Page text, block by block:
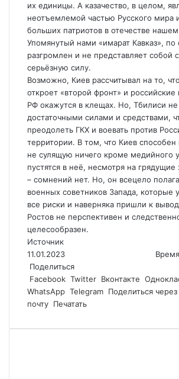
их единицы. А казачество, в целом,
неотъемлемой частью Русского мира
больших патриотов в отечестве
Упомянутый нами «имарат Кавказ», по
разгромлен и не представляет собой
серьёзную силу.
Возможно, Киев рассчитывал на то,
откроет «второй фронт» и российские
РФ окажутся в клещах. Но, Тбилиси не
достаточными силами и средствами,
преодолеть ГКХ и воевать против
территории. В том, что Киев способен
не сулящую ничего кроме медийного
пустятся в неё, несмотря на
– сомнений нет. Но, он всецело
военных советников Запада, которые
все риски и наверняка пришли к
Ростов не перспективен и
целесообразен.
Источник
11.01.2023
Поделиться
Facebook Twitter Вконтакте
WhatsApp Telegram Поделиться
почту Печатать